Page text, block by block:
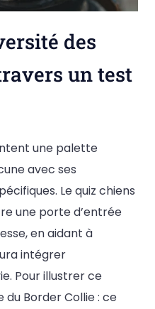
des
un test
une palette
avec ses
Le quiz chiens
une porte d’entrée
en aidant à
intégrer
Pour illustrer ce
du Border Collie : ce